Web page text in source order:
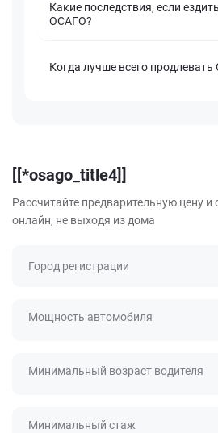
Какие последствия, если
ОСАГО?
Когда лучше всего
[[*osago_title4]]
Рассчитайте предварительную цену
онлайн, не выходя из дома
Город регистрации
Мощность автомобиля
Минимальный возраст водителя
Минимальный стаж